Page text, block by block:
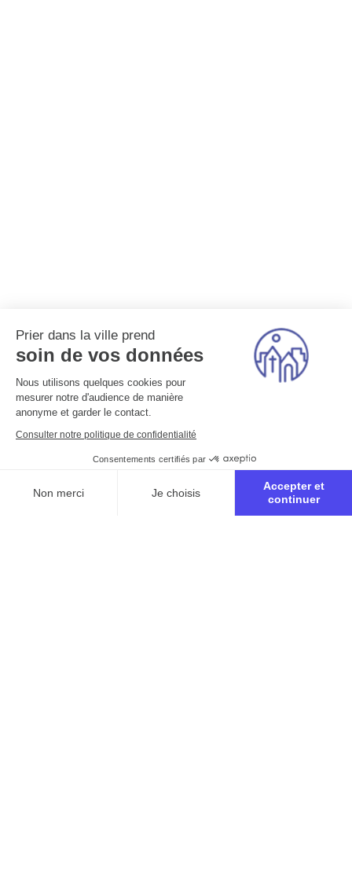
Prier dans la ville prend
soin de vos données
Nous utilisons quelques cookies pour
mesurer notre d'audience de manière
anonyme et garder le contact.
Consulter notre politique de confidentialité
Consentements certifiés par
Non merci Je choisis
Accepter et
continuer